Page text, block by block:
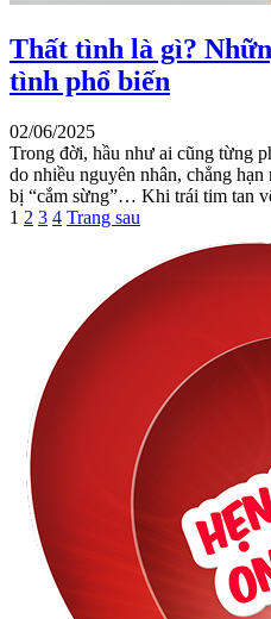
Thất tình là gì?
tình phổ biến
02/06/2025
Trong đời, hầu như ai cũng từng
do nhiều nguyên nhân, chẳng
bị “cắm sừng”… Khi trái tim tan
1 2 3 4 Trang sau